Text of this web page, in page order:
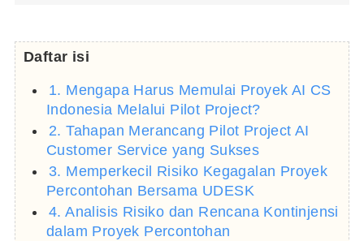
Daftar isi
1. Mengapa Harus Memulai Proyek AI CS
Indonesia Melalui Pilot Project?
2. Tahapan Merancang Pilot Project AI
Customer Service yang Sukses
3. Memperkecil Risiko Kegagalan Proyek
Percontohan Bersama UDESK
4. Analisis Risiko dan Rencana Kontinjensi
dalam Proyek Percontohan